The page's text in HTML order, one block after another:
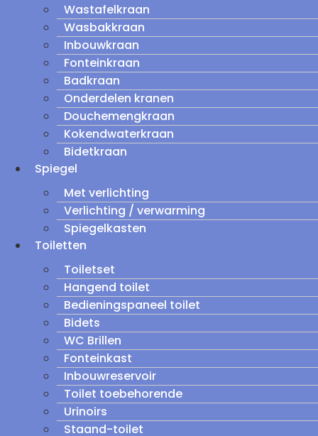
Wastafelkraan
Wasbakkraan
Inbouwkraan
Fonteinkraan
Badkraan
Onderdelen kranen
Douchemengkraan
Kokendwaterkraan
Bidetkraan
Spiegel
Met verlichting
Verlichting / verwarming
Spiegelkasten
Toiletten
Toiletset
Hangend toilet
Bedieningspaneel toilet
Bidets
WC Brillen
Fonteinkast
Inbouwreservoir
Toilet toebehorende
Urinoirs
Staand-toilet